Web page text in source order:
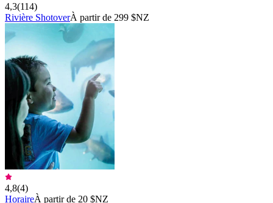
4,3(114)
Rivière ShotoverÀ partir de 299 $NZ
4,8(4)
HoraireÀ partir de 20 $NZ